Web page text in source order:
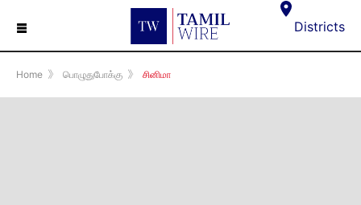
☰ Districts
Home 》 பொழுதுபோக்கு 》 சினிமா